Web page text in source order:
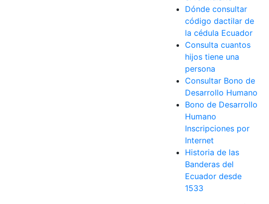
Dónde consultar
código dactilar de
la cédula Ecuador
Consulta cuantos
hijos tiene una
persona
Consultar Bono de
Desarrollo Humano
Bono de Desarrollo
Humano
Inscripciones por
Internet
Historia de las
Banderas del
Ecuador desde
1533